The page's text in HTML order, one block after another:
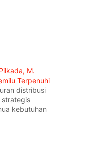
M.
Terpenuhi
distribusi
strategis
kebutuhan